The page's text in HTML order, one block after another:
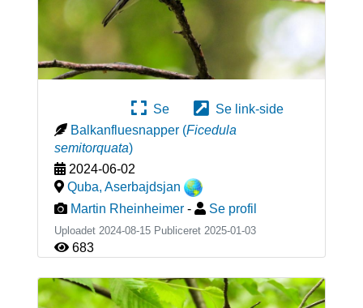
Se
Se link-side
Balkanfluesnapper (Ficedula
semitorquata)
2024-06-02
Quba, Aserbajdsjan
Martin Rheinheimer - Se profil
Uploadet 2024-08-15 Publiceret 2025-01-03
683